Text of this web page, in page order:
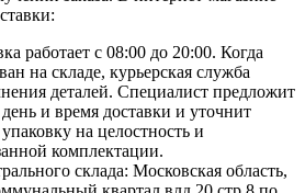
работает с 08:00 до 20:00. Когда
на складе, курьерская служба
деталей. Специалист предложит
и время доставки и уточнит
на целостность и
комплектации.
склада: Московская область,